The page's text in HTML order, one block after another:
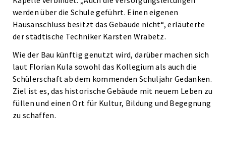
werden über die Schule geführt. Einen eigenen
Hausanschluss besitzt das Gebäude nicht“, erläuterte
der städtische Techniker Karsten Wrabetz.
Wie der Bau künftig genutzt wird, darüber machen sich
laut Florian Kula sowohl das Kollegium als auch die
Schülerschaft ab dem kommenden Schuljahr Gedanken.
Ziel ist es, das historische Gebäude mit neuem Leben zu
füllen und einen Ort für Kultur, Bildung und Begegnung
zu schaffen.